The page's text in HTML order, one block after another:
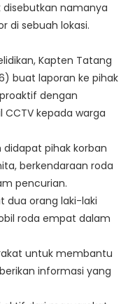
namanya
di sebuah lokasi.
Kapten Tatang
buat laporan ke pihak
dengan
kepada warga
pihak korban
berkendaraan roda
pencurian.
dua orang laki-laki
roda empat dalam
untuk membantu
informasi yang